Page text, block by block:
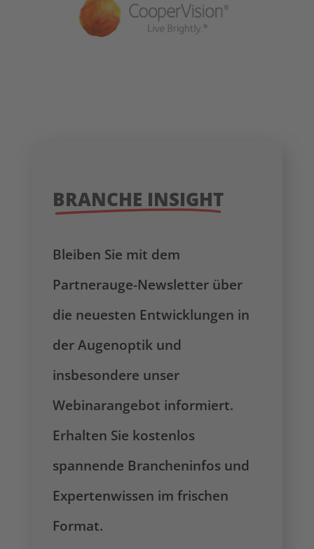
BRANCHE INSIGHT
Bleiben Sie mit dem
Partnerauge-Newsletter über
die neuesten Entwicklungen in
der Augenoptik und
insbesondere unser
Webinarangebot informiert.
Erhalten Sie kostenlos
spannende Brancheninfos und
Expertenwissen im frischen
Format.